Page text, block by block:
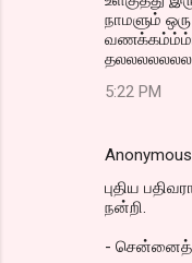
நாமளும்
5:22 PM
Anonymous
புதிய
நன்றி.
-